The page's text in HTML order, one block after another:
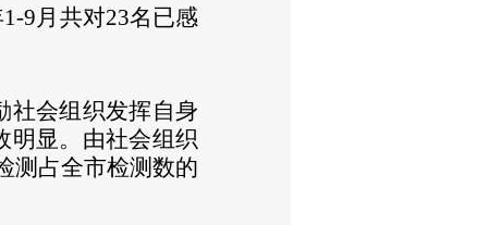
9月共对23名已感
社会组织发挥自身
明显。由社会组织
测占全市检测数的